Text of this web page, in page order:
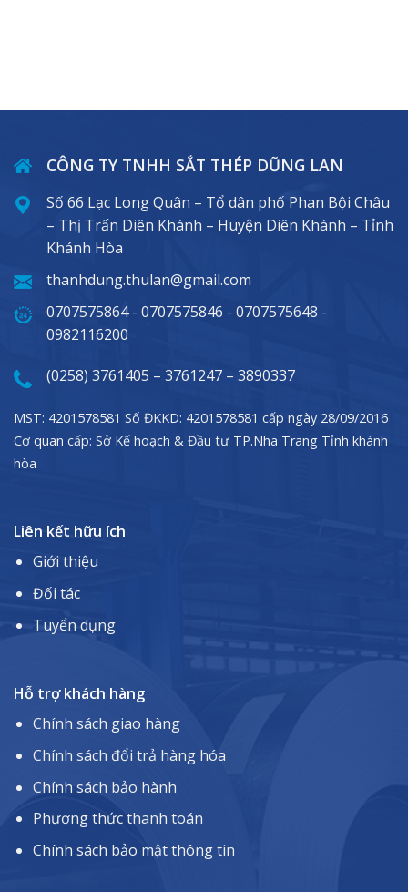
CÔNG TY TNHH SẮT THÉP DŨNG LAN
Số 66 Lạc Long Quân – Tổ dân phố Phan Bội Châu
– Thị Trấn Diên Khánh – Huyện Diên Khánh – Tỉnh
Khánh Hòa
thanhdung.thulan@gmail.com
0707575864 - 0707575846 - 0707575648 -
0982116200
(0258) 3761405 – 3761247 – 3890337
MST: 4201578581 Số ĐKKD: 4201578581 cấp ngày 28/09/2016
Cơ quan cấp: Sở Kế hoạch & Đầu tư TP.Nha Trang Tỉnh khánh
hòa
Liên kết hữu ích
Giới thiệu
Đối tác
Tuyển dụng
Hỗ trợ khách hàng
Chính sách giao hàng
Chính sách đổi trả hàng hóa
Chính sách bảo hành
Phương thức thanh toán
Chính sách bảo mật thông tin